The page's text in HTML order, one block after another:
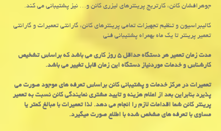
جوهرافشان کانن، کارتریج پرینترهای لیزری کانن و… نیز پشتیبانی می کند.
کالیبراسیون و تنظیم تجهیزات تمامی پرینترهای کانن، گارانتی تعمیرات و گارانتی
تعمیر پرینتر تا یک ماه بهمراه پشتیبانی فنی
مدت زمان تعمیر هر دستگاه حداقل ۵ روز کاری می باشد که براساس تشخیص
کارشناس و خدمات موردنیاز دستگاه این زمان قابل تغییر می باشد.
تعمیرات در مرکز خدمات و پشتیبانی کانن براساس تعرفه های موجود صورت می
پذیرد بنابراین بعد از اعلام هزینه و تایید مشتری نمایندگی کانن نسبت به تعمیر
پرینتر کانن شما اقدامات لازم را انجام می دهد. لذا تعمیرات با مبالغ کمتر یا
مساوی با تعرفه های مشخص شده با اطلاع صورت میگیرد.